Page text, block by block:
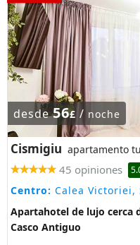
desde56£ / noche
Cismigiu apartamento
45 opiniones
Centro: Calea Victoriei,
Apartahotel de lujo cerca
Casco Antiguo